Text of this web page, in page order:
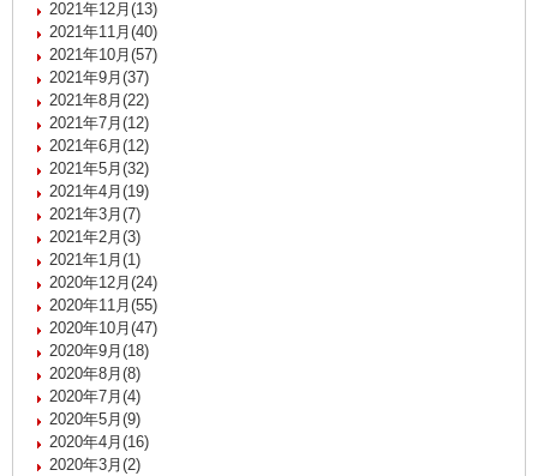
2021年12月(13)
2021年11月(40)
2021年10月(57)
2021年9月(37)
2021年8月(22)
2021年7月(12)
2021年6月(12)
2021年5月(32)
2021年4月(19)
2021年3月(7)
2021年2月(3)
2021年1月(1)
2020年12月(24)
2020年11月(55)
2020年10月(47)
2020年9月(18)
2020年8月(8)
2020年7月(4)
2020年5月(9)
2020年4月(16)
2020年3月(2)